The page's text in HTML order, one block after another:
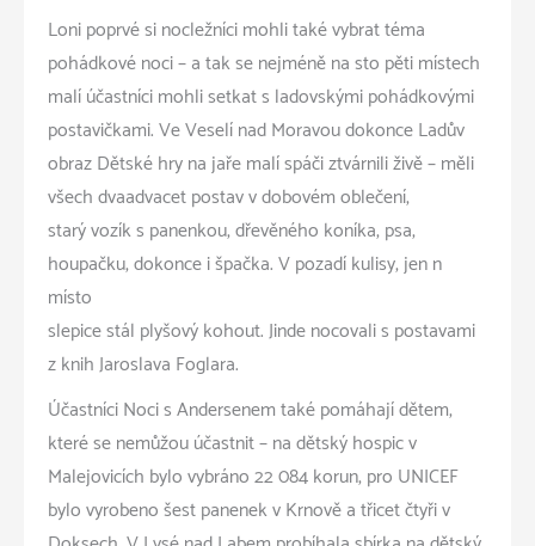
Loni poprvé si nocležníci mohli také vybrat téma
pohádkové noci – a tak se nejméně na sto pěti místech
malí účastníci mohli setkat s ladovskými pohádkovými
postavičkami. Ve Veselí nad Moravou dokonce Ladův
obraz Dětské hry na jaře malí spáči ztvárnili živě – měli
všech dvaadvacet postav v dobovém oblečení,
starý vozík s panenkou, dřevěného koníka, psa,
houpačku, dokonce i špačka. V pozadí kulisy, jen n
místo
slepice stál plyšový kohout. Jinde nocovali s postavami
z knih Jaroslava Foglara.
Účastníci Noci s Andersenem také pomáhají dětem,
které se nemůžou účastnit – na dětský hospic v
Malejovicích bylo vybráno 22 084 korun, pro UNICEF
bylo vyrobeno šest panenek v Krnově a třicet čtyři v